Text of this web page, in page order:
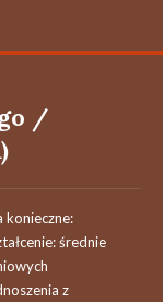
/
konieczne:
średnie
z